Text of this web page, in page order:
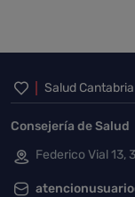
Inicio del
Salud Cantabria
Consejería de Salud
Federico Vial 13,